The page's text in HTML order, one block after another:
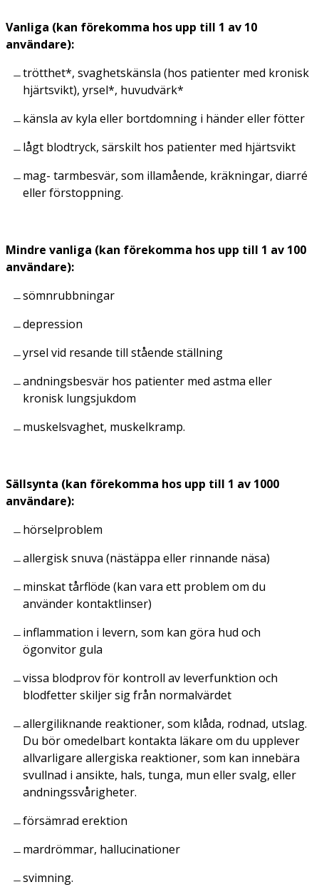
Vanliga (kan förekomma hos upp till 1 av 10
användare):
trötthet*, svaghetskänsla (hos patienter med kronisk
hjärtsvikt), yrsel*, huvudvärk*
känsla av kyla eller bortdomning i händer eller fötter
lågt blodtryck, särskilt hos patienter med hjärtsvikt
mag- tarmbesvär, som illamående, kräkningar, diarré
eller förstoppning.
Mindre vanliga (kan förekomma hos upp till 1 av 100
användare):
sömnrubbningar
depression
yrsel vid resande till stående ställning
andningsbesvär hos patienter med astma eller
kronisk lungsjukdom
muskelsvaghet, muskelkramp.
Sällsynta (kan förekomma hos upp till 1 av 1000
användare):
hörselproblem
allergisk snuva (nästäppa eller rinnande näsa)
minskat tårflöde (kan vara ett problem om du
använder kontaktlinser)
inflammation i levern, som kan göra hud och
ögonvitor gula
vissa blodprov för kontroll av leverfunktion och
blodfetter skiljer sig från normalvärdet
allergiliknande reaktioner, som klåda, rodnad, utslag.
Du bör omedelbart kontakta läkare om du upplever
allvarligare allergiska reaktioner, som kan innebära
svullnad i ansikte, hals, tunga, mun eller svalg, eller
andningssvårigheter.
försämrad erektion
mardrömmar, hallucinationer
svimning.